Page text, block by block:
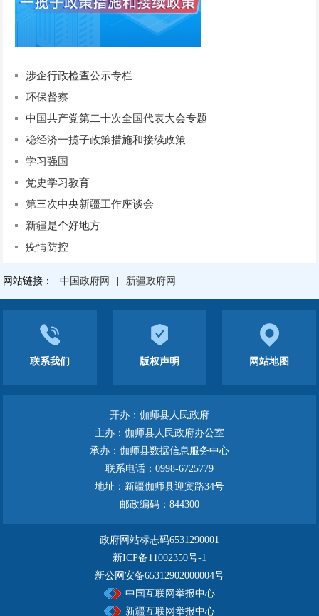
涉企行政检查公示专栏
环保督察
中国共产党第二十次全国代表大会专题
稳经济一揽子政策措施和接续政策
学习强国
党史学习教育
第三次中央新疆工作座谈会
新疆是个好地方
疫情防控
网站链接： 中国政府网 新疆政府网
联系我们 版权声明 网站地图
开办：伽师县人民政府
主办：伽师县人民政府办公室
承办：伽师县数据信息服务中心
联系电话：0998-6725779
地址：新疆伽师县迎宾路34号
邮政编码：844300
政府网站标志码6531290001
新ICP备11002350号-1
新公网安备65312902000004号
中国互联网举报中心
新疆互联网举报中心